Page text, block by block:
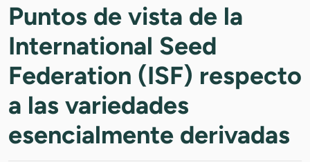
Puntos de vista de la
International Seed
Federation (ISF) respecto
a las variedades
esencialmente derivadas